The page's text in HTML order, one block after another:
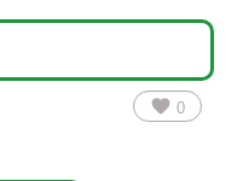
favorite 0